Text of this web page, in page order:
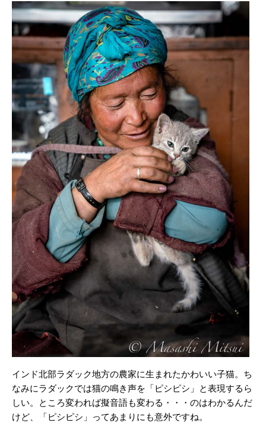
インド北部ラダック地方の農家に生まれたかわいい子猫。ち
なみにラダックでは猫の鳴き声を「ピシピシ」と表現するら
しい。ところ変われば擬音語も変わる・・・のはわかるんだ
けど、「ピシピシ」ってあまりにも意外ですね。